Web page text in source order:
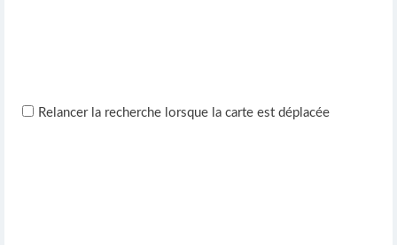
Relancer la recherche lorsque la carte est déplacée